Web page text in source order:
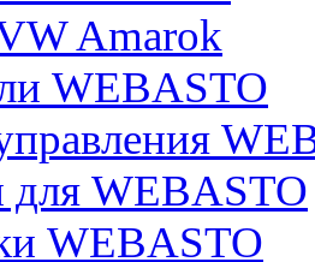
Amarok
WEBASTO
для WEBASTO
WEBASTO